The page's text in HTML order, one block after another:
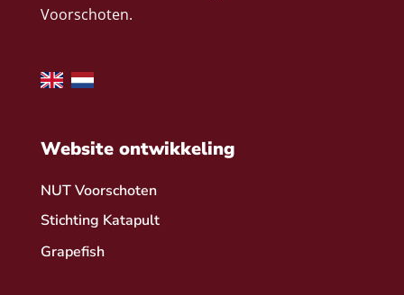
Voorschoten.
Website ontwikkeling
NUT Voorschoten
Stichting Katapult
Grapefish